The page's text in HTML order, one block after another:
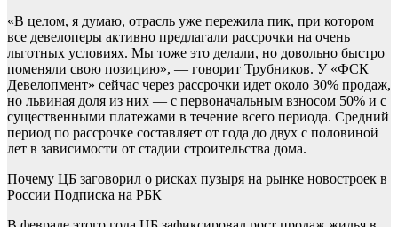
«В целом, я думаю, отрасль уже пережила пик, при котором
все девелоперы активно предлагали рассрочки на очень
льготных условиях. Мы тоже это делали, но довольно быстро
поменяли свою позицию», — говорит Трубников. У «ФСК
Девелопмент» сейчас через рассрочки идет около 30% продаж,
но львиная доля из них — с первоначальным взносом 50% и с
существенными платежами в течение всего периода. Средний
период по рассрочке составляет от года до двух с половиной
лет в зависимости от стадии строительства дома.
Почему ЦБ заговорил о рисках пузыря на рынке новостроек в
России Подписка на РБК